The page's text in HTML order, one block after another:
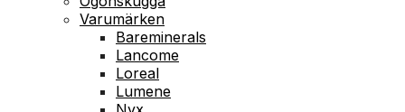
Varumärken
Bareminerals
Lancome
Loreal
Lumene